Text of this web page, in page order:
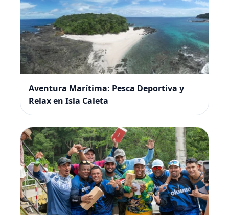
Aventura Marítima: Pesca Deportiva y
Relax en Isla Caleta